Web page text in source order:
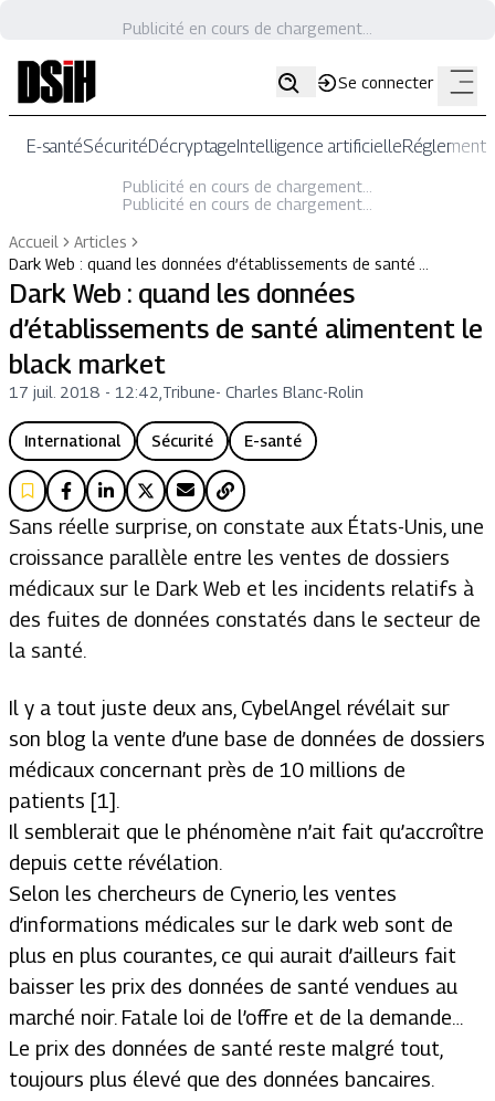
Publicité en cours de chargement...
Se connecter
E-santéSécuritéDécryptageIntelligence artificielle
Publicité en cours de chargement...
Publicité en cours de chargement...
Accueil
Articles
Dark Web : quand les données d’établissements de santé …
Dark Web : quand les données
d’établissements de santé alimentent le
black market
17 juil. 2018 - 12:42 Tribune- Charles Blanc-Rolin
International Sécurité E-santé
Sans réelle surprise, on constate aux États-Unis, une
croissance parallèle entre les ventes de dossiers
médicaux sur le Dark Web et les incidents relatifs à
des fuites de données constatés dans le secteur de
la santé.
Il y a tout juste deux ans, CybelAngel révélait sur
son blog la vente d’une base de données de dossiers
médicaux concernant près de 10 millions de
patients [1].
Il semblerait que le phénomène n’ait fait qu’accroître
depuis cette révélation.
Selon les chercheurs de Cynerio, les ventes
d’informations médicales sur le dark web sont de
plus en plus courantes, ce qui aurait d’ailleurs fait
baisser les prix des données de santé vendues au
marché noir. Fatale loi de l’offre et de la demande…
Le prix des données de santé reste malgré tout,
toujours plus élevé que des données bancaires.